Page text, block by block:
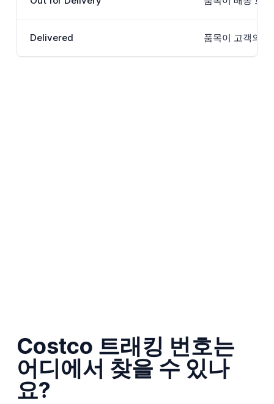
Delivered 품목이 고객의
Costco 트래킹 번호는
어디에서 찾을 수 있나
요?